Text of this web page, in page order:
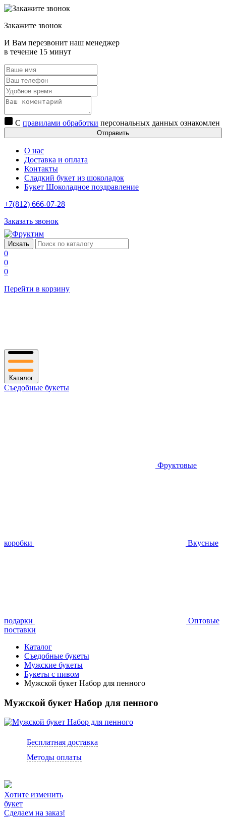
Закажите звонок
И Вам перезвонит наш менеджер
в течение 15 минут
С правилами обработки персональных данных ознакомлен
Отправить
О нас
Доставка и оплата
Контакты
Сладкий букет из шоколадок
Букет Шоколадное поздравление
+7(812) 666-07-28
Заказать звонок
0
0
0
Перейти в корзину
Каталог
Съедобные букеты
Фруктовые
коробки Вкусные
подарки
Оптовые
поставки
Каталог
Съедобные букеты
Мужские букеты
Букеты с пивом
Мужской букет Набор для пенного
Мужской букет Набор для пенного
Бесплатная доставка
Методы оплаты
Хотите изменить
букет
Сделаем на заказ!